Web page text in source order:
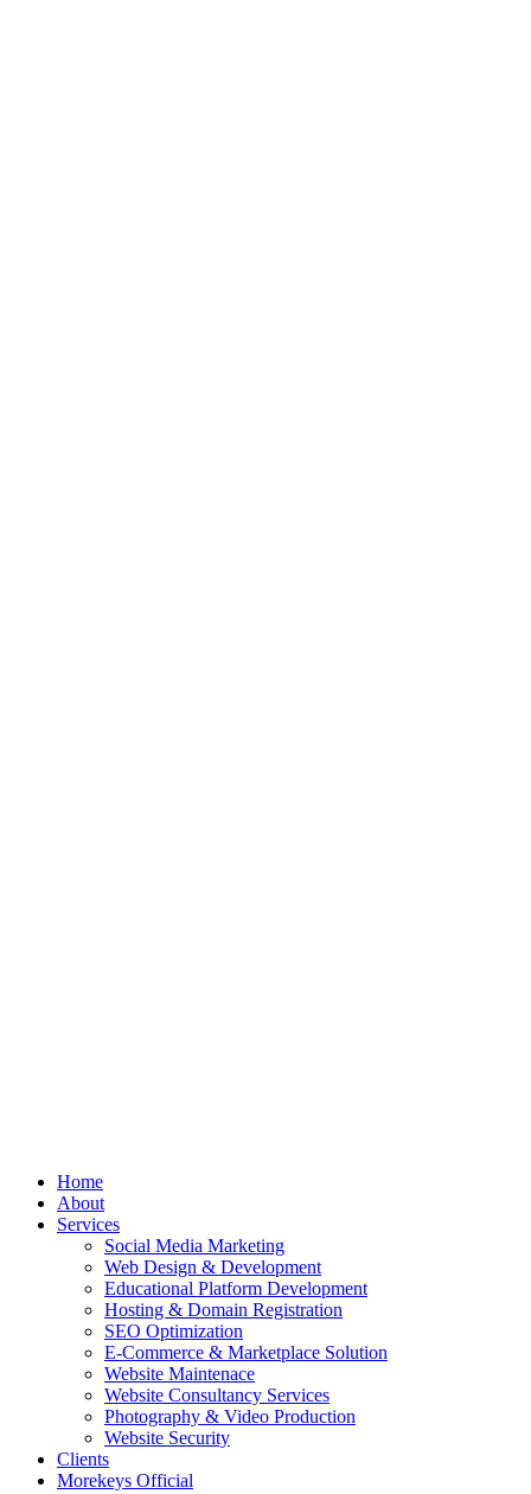
Home
About
Services
Social Media Marketing
Web Design & Development
Educational Platform Development
Hosting & Domain Registration
SEO Optimization
E-Commerce & Marketplace Solution
Website Maintenace
Website Consultancy Services
Photography & Video Production
Website Security
Clients
Morekeys Official